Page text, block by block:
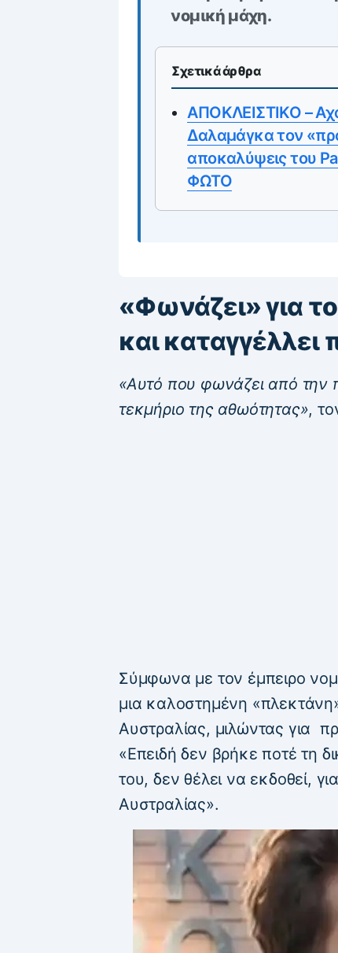
νομική μάχη.
Σχετικά άρθρα
ΑΠΟΚΛΕΙΣΤΙΚΟ –
Δαλαμάγκα τον
αποκαλύψεις του
ΦΩΤΟ
«Φωνάζει» για
και καταγγέλλει
«Αυτό που φωνάζει από την
τεκμήριο της αθωότητας»,
Σύμφωνα με τον έμπειρο
μια καλοστημένη
Αυστραλίας, μιλώντας για
«Επειδή δεν βρήκε ποτέ τη
του, δεν θέλει να εκδοθεί,
Αυστραλίας».